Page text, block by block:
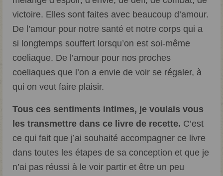
victoire. Elles sont faites avec beaucoup d’amour.
De l’amour pour notre santé et notre corps qui a
si longtemps souffert lorsqu’on est soi-même
coeliaque. De l’amour pour nos proches
coeliaques que l’on a envie de voir se régaler, à
qui on veut faire plaisir.
Tous ces sentiments intimes, je voulais vous
les transmettre dans ce livre de recette. C’est
ce qui fait que j’ai souhaité accompagner ce livre
dans toutes les étapes de sa conception et que je
n’ai pas réussi à le voir partir et être un peu